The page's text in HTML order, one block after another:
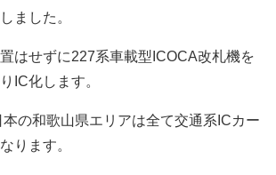
ました。
はせずに227系車載型ICOCA改札機を
IC化します。
本の和歌山県エリアは全て交通系ICカー
ります。